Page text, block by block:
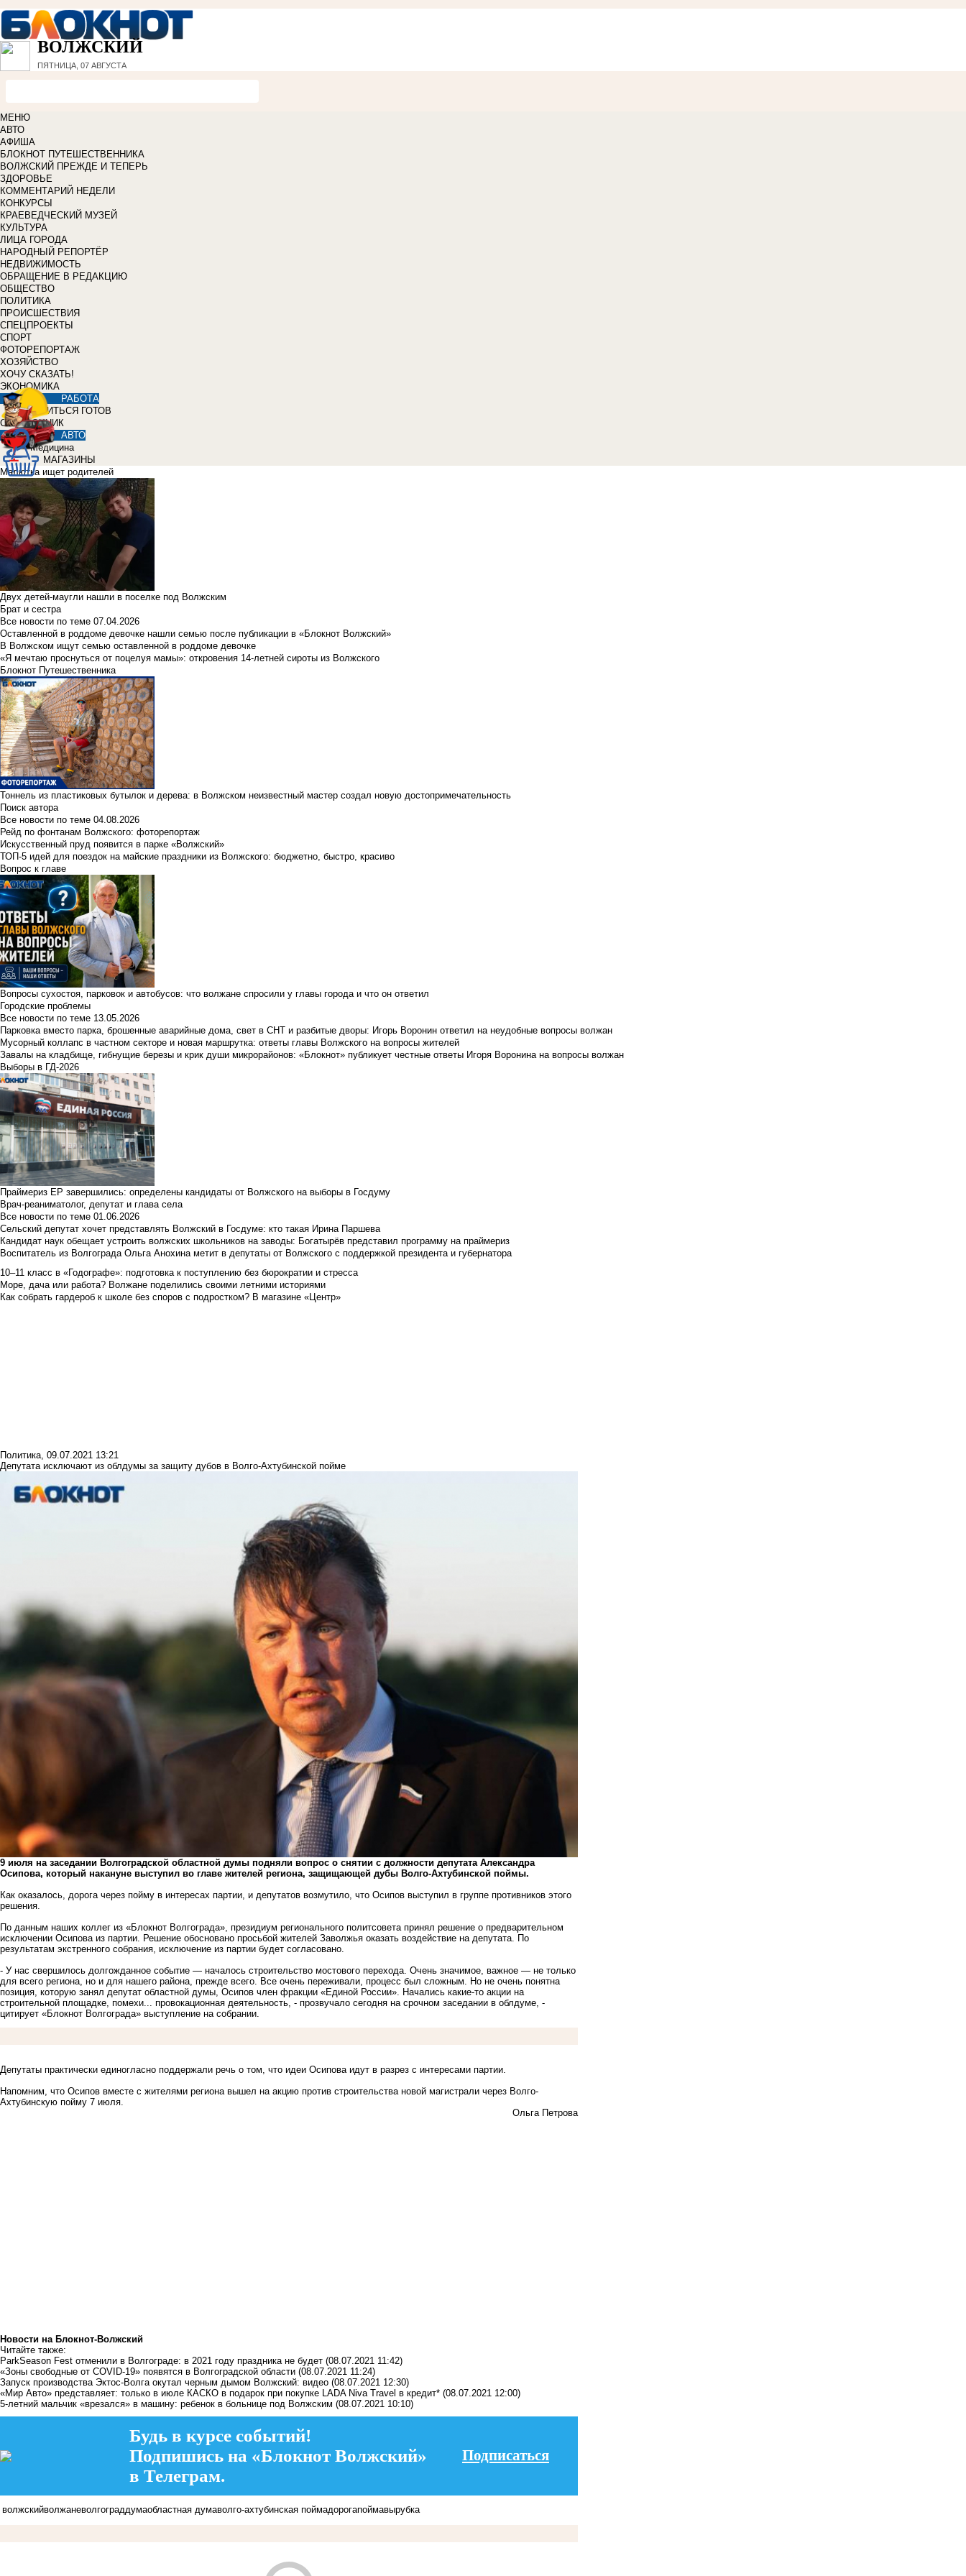
ВОЛЖСКИЙ
ПЯТНИЦА, 07 АВГУСТА
МЕНЮ
АВТО
АФИША
БЛОКНОТ ПУТЕШЕСТВЕННИКА
ВОЛЖСКИЙ ПРЕЖДЕ И ТЕПЕРЬ
ЗДОРОВЬЕ
КОММЕНТАРИЙ НЕДЕЛИ
КОНКУРСЫ
КРАЕВЕДЧЕСКИЙ МУЗЕЙ
КУЛЬТУРА
ЛИЦА ГОРОДА
НАРОДНЫЙ РЕПОРТЁР
НЕДВИЖИМОСТЬ
ОБРАЩЕНИЕ В РЕДАКЦИЮ
ОБЩЕСТВО
ПОЛИТИКА
ПРОИСШЕСТВИЯ
СПЕЦПРОЕКТЫ
СПОРТ
ФОТОРЕПОРТАЖ
ХОЗЯЙСТВО
ХОЧУ СКАЗАТЬ!
ЭКОНОМИКА
РАБОТА
УЧИТЬСЯ ГОТОВ
СПРАВОЧНИК
АВТО
Медицина
МАГАЗИНЫ
Малютка ищет родителей
Двух детей-маугли нашли в поселке под Волжским
Брат и сестра
Все новости по теме 07.04.2026
Оставленной в роддоме девочке нашли семью после публикации в «Блокнот Волжский»
В Волжском ищут семью оставленной в роддоме девочке
«Я мечтаю проснуться от поцелуя мамы»: откровения 14-летней сироты из Волжского
Блокнот Путешественника
Тоннель из пластиковых бутылок и дерева: в Волжском неизвестный мастер создал новую достопримечательность
Поиск автора
Все новости по теме 04.08.2026
Рейд по фонтанам Волжского: фоторепортаж
Искусственный пруд появится в парке «Волжский»
ТОП-5 идей для поездок на майские праздники из Волжского: бюджетно, быстро, красиво
Вопрос к главе
Вопросы сухостоя, парковок и автобусов: что волжане спросили у главы города и что он ответил
Городские проблемы
Все новости по теме 13.05.2026
Парковка вместо парка, брошенные аварийные дома, свет в СНТ и разбитые дворы: Игорь Воронин ответил на неудобные вопросы волжан
Мусорный коллапс в частном секторе и новая маршрутка: ответы главы Волжского на вопросы жителей
Завалы на кладбище, гибнущие березы и крик души микрорайонов: «Блокнот» публикует честные ответы Игоря Воронина на вопросы волжан
Выборы в ГД-2026
Праймериз ЕР завершились: определены кандидаты от Волжского на выборы в Госдуму
Врач-реаниматолог, депутат и глава села
Все новости по теме 01.06.2026
Сельский депутат хочет представлять Волжский в Госдуме: кто такая Ирина Паршева
Кандидат наук обещает устроить волжских школьников на заводы: Богатырёв представил программу на праймериз
Воспитатель из Волгограда Ольга Анохина метит в депутаты от Волжского с поддержкой президента и губернатора
10–11 класс в «Годографе»: подготовка к поступлению без бюрократии и стресса
Море, дача или работа? Волжане поделились своими летними историями
Как собрать гардероб к школе без споров с подростком? В магазине «Центр»
Политика, 09.07.2021 13:21
Депутата исключают из облдумы за защиту дубов в Волго-Ахтубинской пойме
9 июля на заседании Волгоградской областной думы подняли вопрос о снятии с должности депутата Александра
Осипова, который накануне выступил во главе жителей региона, защищающей дубы Волго-Ахтубинской поймы.
Как оказалось, дорога через пойму в интересах партии, и депутатов возмутило, что Осипов выступил в группе противников этого
решения.
По данным наших коллег из «Блокнот Волгограда», президиум регионального политсовета принял решение о предварительном
исключении Осипова из партии. Решение обосновано просьбой жителей Заволжья оказать воздействие на депутата. По
результатам экстренного собрания, исключение из партии будет согласовано.
- У нас свершилось долгожданное событие — началось строительство мостового перехода. Очень значимое, важное — не только
для всего региона, но и для нашего района, прежде всего. Все очень переживали, процесс был сложным. Но не очень понятна
позиция, которую занял депутат областной думы, Осипов член фракции «Единой России». Начались какие-то акции на
строительной площадке, помехи... провокационная деятельность, - прозвучало сегодня на срочном заседании в облдуме, -
цитирует «Блокнот Волгограда» выступление на собрании.
Депутаты практически единогласно поддержали речь о том, что идеи Осипова идут в разрез с интересами партии.
Напомним, что Осипов вместе с жителями региона вышел на акцию против строительства новой магистрали через Волго-
Ахтубинскую пойму 7 июля
Ольга Петрова
Новости на Блoкнoт-Волжский
Читайте также:
ParkSeason Fest отменили в Волгограде: в 2021 году праздника не будет (08.07.2021 11:42)
«Зоны свободные от COVID-19» появятся в Волгоградской области (08.07.2021 11:24)
Запуск производства Эктос-Волга окутал черным дымом Волжский: видео (08.07.2021 12:30)
«Мир Авто» представляет: только в июле КАСКО в подарок при покупке LADA Niva Travel в кредит* (08.07.2021 12:00)
5-летний мальчик «врезался» в машину: ребенок в больнице под Волжским (08.07.2021 10:10)
Будь в курсе событий!
Подпишись на «Блокнот Волжский»
в Телеграм.
Подписаться
волжскийволжаневолгограддумаобластная думаволго-ахтубинская поймадорогапоймавырубка